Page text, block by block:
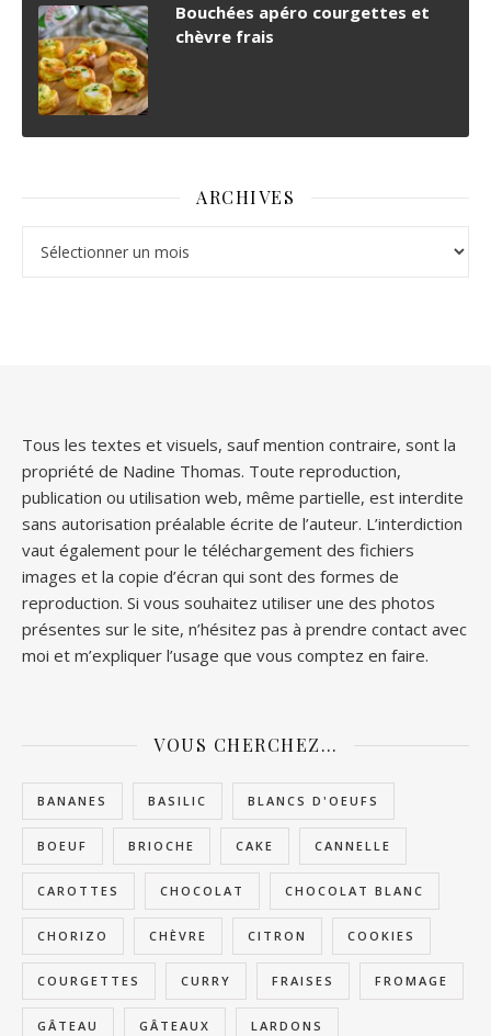
Bouchées apéro courgettes et
chèvre frais
ARCHIVES
Tous les textes et visuels, sauf mention contraire, sont la
propriété de Nadine Thomas. Toute reproduction,
publication ou utilisation web, même partielle, est interdite
sans autorisation préalable écrite de l’auteur. L’interdiction
vaut également pour le téléchargement des fichiers
images et la copie d’écran qui sont des formes de
reproduction. Si vous souhaitez utiliser une des photos
présentes sur le site, n’hésitez pas à prendre contact avec
moi et m’expliquer l’usage que vous comptez en faire.
VOUS CHERCHEZ…
BANANES BASILIC BLANCS D'OEUFS
BOEUF BRIOCHE CAKE CANNELLE
CAROTTES CHOCOLAT CHOCOLAT BLANC
CHORIZO CHÈVRE CITRON COOKIES
COURGETTES CURRY FRAISES FROMAGE
GÂTEAU GÂTEAUX LARDONS